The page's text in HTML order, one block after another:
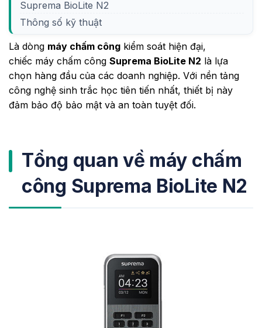
Suprema BioLite N2
Thông số kỹ thuật
Là dòng máy chấm công kiểm soát hiện đại,
chiếc máy chấm công Suprema BioLite N2 là lựa
chọn hàng đầu của các doanh nghiệp. Với nền tảng
công nghệ sinh trắc học tiên tiến nhất, thiết bị này
đảm bảo độ bảo mật và an toàn tuyệt đối.
Tổng quan về máy chấm
công Suprema BioLite N2